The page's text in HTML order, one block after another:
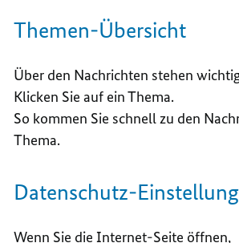
Themen-Übersicht
Über den Nachrichten stehen
Klicken Sie auf ein Thema.
So kommen Sie schnell zu den
Thema.
Datenschutz-
Wenn Sie die Internet-Seite öffnen,